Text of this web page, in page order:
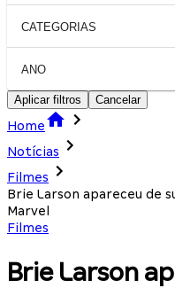
CATEGORIAS
ANO
Aplicar filtros Cancelar
Home
Notícias
Filmes
Brie Larson apareceu de
Marvel
Filmes
Brie Larson